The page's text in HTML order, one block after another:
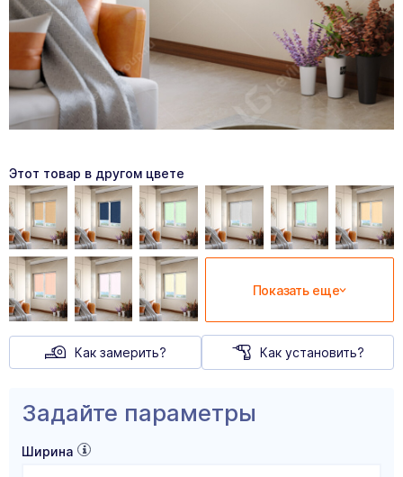
Этот товар в другом цвете
Показать еще
Как замерить? Как установить?
Задайте параметры
Ширина